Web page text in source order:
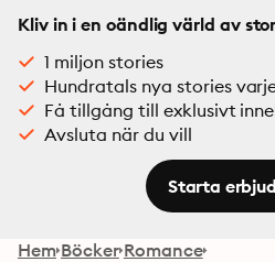
Kliv in i en oändlig värld av
1 miljon stories
Hundratals nya stories
Få tillgång till exklusivt
Avsluta när du vill
Starta
Hem Böcker Romance